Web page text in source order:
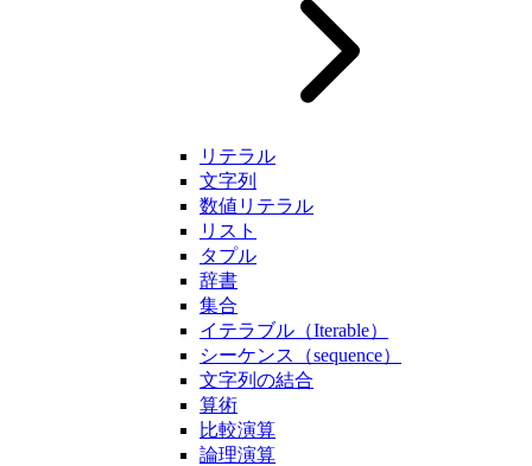
リテラル
文字列
数値リテラル
リスト
タプル
辞書
集合
イテラブル（Iterable）
シーケンス（sequence）
文字列の結合
算術
比較演算
論理演算